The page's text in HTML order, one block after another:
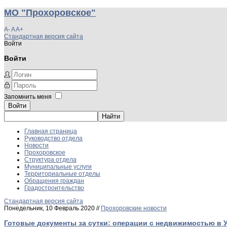
МО "Прохоровское"
A-AA+
Стандартная версия сайта
Войти
Войти
Запомнить меня
Войти
Главная страница
Руководство отдела
Новости
Прохоровское
Структура отдела
Муниципальные услуги
Территориальные отделы
Обращения граждан
Градостроительство
Стандартная версия сайта
Понедельник, 10 Февраль 2020 // Прохоровские новости
Готовые документы за сутки: операции с недвижимостью в